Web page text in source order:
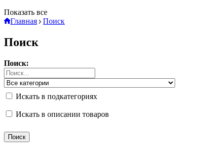
Показать все
Главная
Поиск
Поиск
Поиск:
Искать в подкатегориях
Искать в описании товаров